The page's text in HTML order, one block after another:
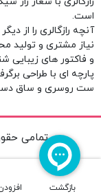
است.
آنچه رازگالری را از
نیاز مشتری و تولید
و فاکتور های
پارچه ای با طراحی
ست روسری و ساق
تمامی
بازگشت